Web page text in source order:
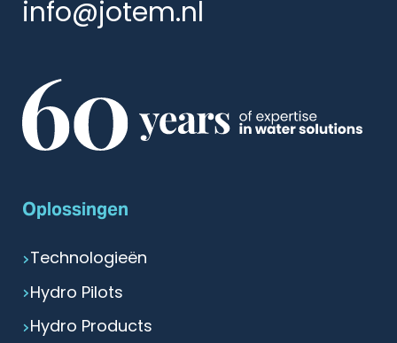
info@jotem.nl
Oplossingen
Technologieën
Hydro Pilots
Hydro Products